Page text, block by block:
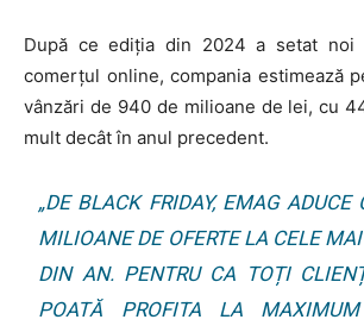
După ce ediția din 2024 a setat noi
comerțul online, compania estimează
vânzări de 940 de milioane de lei, cu
mult decât în anul precedent.
„DE BLACK FRIDAY, EMAG
MILIOANE DE OFERTE LA CELE
DIN AN. PENTRU CA TOȚI
POATĂ PROFITA LA